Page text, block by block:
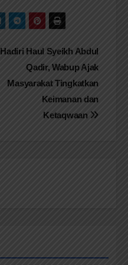
Hadiri Haul Syeikh Abdul
Qadir, Wabup Ajak
Masyarakat Tingkatkan
Keimanan dan
Ketaqwaan